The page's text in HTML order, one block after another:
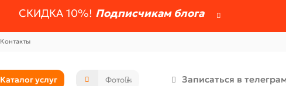
СКИДКА 10%! Подписчикам блога
Контакты
Каталог услуг Записаться в